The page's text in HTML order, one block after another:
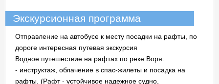
Экскурсионная программа
Отправление на автобусе к месту посадки на рафты, по
дороге интересная путевая экскурсия
Водное путешествие на рафтах по реке Воря:
- инструктаж, облачение в спас-жилеты и посадка на
рафты. (Рафт - устойчивое надежное судно,